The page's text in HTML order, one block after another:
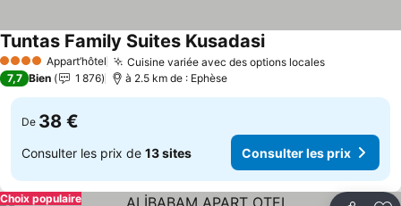
4 Étoiles Appart’hôtel Cuisine variée avec des options locales
Tuntas Family Suites Kusadasi
7,7 Bien 1 876 à 2.5 km de : Ephèse
De 38 €
Consulter les prix de 13 sites Consulter les prix
Choix populaire